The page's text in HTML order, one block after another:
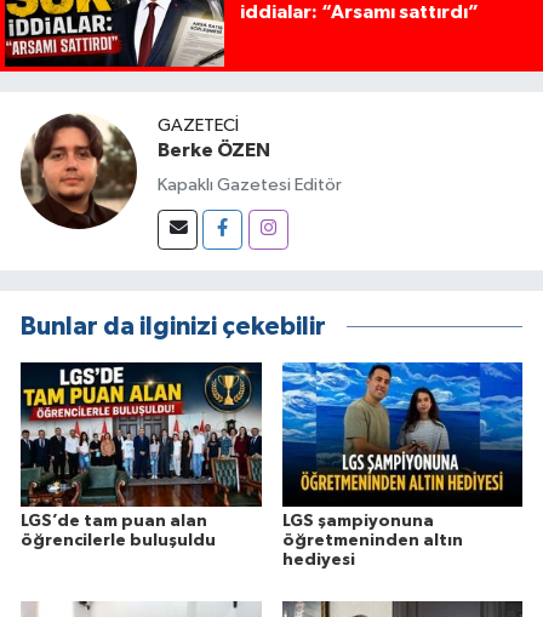
iddialar: “Arsamı sattırdı”
GAZETECI
Berke ÖZEN
Kapaklı Gazetesi Editör
Bunlar da ilginizi çekebilir
LGS’de tam puan alan
öğrencilerle buluşuldu
LGS şampiyonuna
öğretmeninden altın
hediyesi